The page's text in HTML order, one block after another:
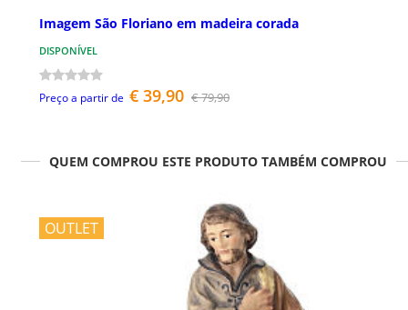
Imagem São Floriano em madeira corada
DISPONÍVEL
Preço a partir de € 39,90 € 79,90
QUEM COMPROU ESTE PRODUTO TAMBÉM COMPROU
OUTLET